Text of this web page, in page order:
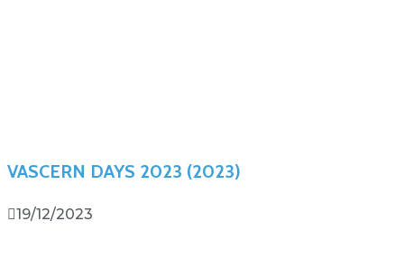
VASCERN DAYS 2023 (2023)
19/12/2023